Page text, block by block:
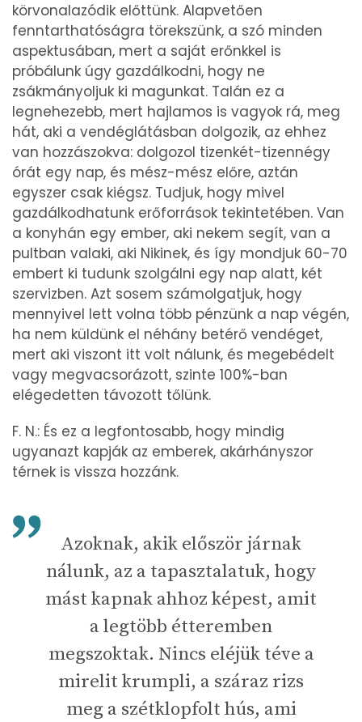
körvonalazódik előttünk. Alapvetően
fenntarthatóságra törekszünk, a szó minden
aspektusában, mert a saját erőnkkel is
próbálunk úgy gazdálkodni, hogy ne
zsákmányoljuk ki magunkat. Talán ez a
legnehezebb, mert hajlamos is vagyok rá, meg
hát, aki a vendéglátásban dolgozik, az ehhez
van hozzászokva: dolgozol tizenkét-tizennégy
órát egy nap, és mész-mész előre, aztán
egyszer csak kiégsz. Tudjuk, hogy mivel
gazdálkodhatunk erőforrások tekintetében. Van
a konyhán egy ember, aki nekem segít, van a
pultban valaki, aki Nikinek, és így mondjuk 60-70
embert ki tudunk szolgálni egy nap alatt, két
szervizben. Azt sosem számolgatjuk, hogy
mennyivel lett volna több pénzünk a nap végén,
ha nem küldünk el néhány betérő vendéget,
mert aki viszont itt volt nálunk, és megebédelt
vagy megvacsorázott, szinte 100%-ban
elégedetten távozott tőlünk.
F. N.: És ez a legfontosabb, hogy mindig
ugyanazt kapják az emberek, akárhányszor
térnek is vissza hozzánk.
Azoknak, akik először járnak
nálunk, az a tapasztalatuk, hogy
mást kapnak ahhoz képest, amit
a legtöbb étteremben
megszoktak. Nincs eléjük téve a
mirelit krumpli, a száraz rizs
meg a szétklopfolt hús, ami